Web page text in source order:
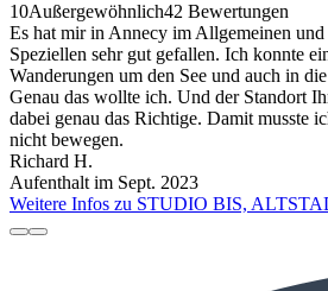
10Außergewöhnlich42 Bewertungen
Es hat mir in Annecy im Allgemeinen
Speziellen sehr gut gefallen. Ich konnte
Wanderungen um den See und auch in
Genau das wollte ich. Und der Standort
dabei genau das Richtige. Damit musste
nicht bewegen.
Richard H.
Aufenthalt im Sept. 2023
Weitere Infos zu STUDIO BIS,